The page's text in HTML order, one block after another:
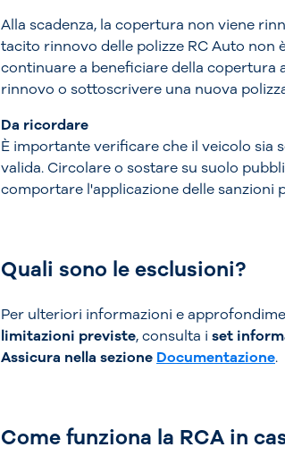
Alla scadenza, la copertura non viene
tacito rinnovo delle polizze RC Auto non
continuare a beneficiare della copertura
rinnovo o sottoscrivere una nuova
Da ricordare
È importante verificare che il veicolo sia
valida. Circolare o sostare su suolo
comportare l'applicazione delle sanzioni
Quali sono le esclusioni?
Per ulteriori informazioni e
limitazioni previste, consulta i set
Assicura nella sezione Documentazione.
Come funziona la RCA in